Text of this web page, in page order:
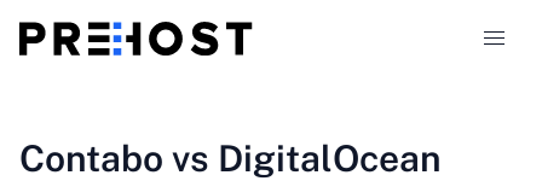
Contabo vs DigitalOcean